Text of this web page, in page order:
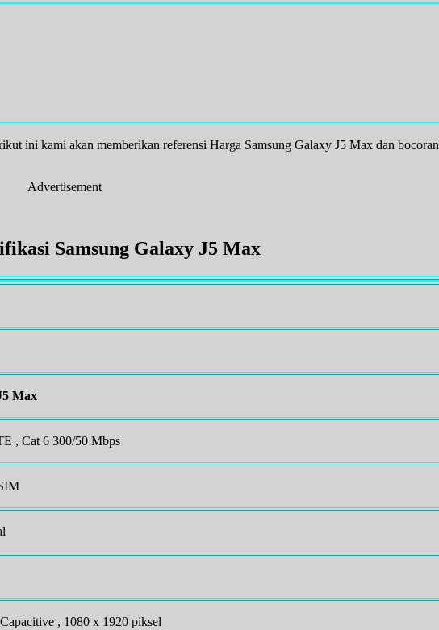
ini kami akan memberikan referensi Harga Samsung Galaxy J5 Max dan bocoran
Advertisement
Samsung Galaxy J5 Max
Max
, Cat 6 300/50 Mbps
, 1080 x 1920 piksel